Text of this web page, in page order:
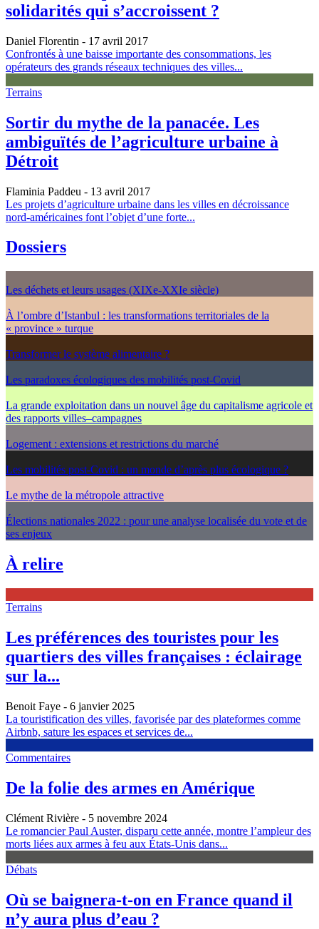
solidarités qui s’accroissent ?
Daniel Florentin - 17 avril 2017
Confrontés à une baisse importante des consommations, les
opérateurs des grands réseaux techniques des villes...
Terrains
Sortir du mythe de la panacée. Les
ambiguïtés de l’agriculture urbaine à
Détroit
Flaminia Paddeu - 13 avril 2017
Les projets d’agriculture urbaine dans les villes en décroissance
nord-américaines font l’objet d’une forte...
Dossiers
Les déchets et leurs usages (XIXe-XXIe siècle)
À l’ombre d’Istanbul : les transformations territoriales de la
« province » turque
Transformer le système alimentaire ?
Les paradoxes écologiques des mobilités post-Covid
La grande exploitation dans un nouvel âge du capitalisme agricole et
des rapports villes–campagnes
Logement : extensions et restrictions du marché
Les mobilités post-Covid : un monde d’après plus écologique ?
Le mythe de la métropole attractive
Élections nationales 2022 : pour une analyse localisée du vote et de
ses enjeux
À relire
Terrains
Les préférences des touristes pour les
quartiers des villes françaises : éclairage
sur la...
Benoit Faye - 6 janvier 2025
La touristification des villes, favorisée par des plateformes comme
Airbnb, sature les espaces et services de...
Commentaires
De la folie des armes en Amérique
Clément Rivière - 5 novembre 2024
Le romancier Paul Auster, disparu cette année, montre l’ampleur des
morts liées aux armes à feu aux États-Unis dans...
Débats
Où se baignera-t-on en France quand il
n’y aura plus d’eau ?